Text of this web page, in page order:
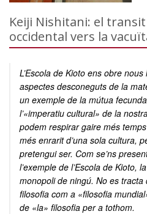
Keiji Nishitani: el
occidental vers la
L’Escola de Kioto ens obre
aspectes desconeguts de la
un exemple de la mútua
l’«imperatiu cultural» de la
podem respirar gaire més
més enrarit d’una sola cultura,
pretengui ser. Com se’ns
l’exemple de l’Escola de Kioto,
monopoli de ningú. No es
filosofia com a «filosofia
de «la» filosofia per a tothom.